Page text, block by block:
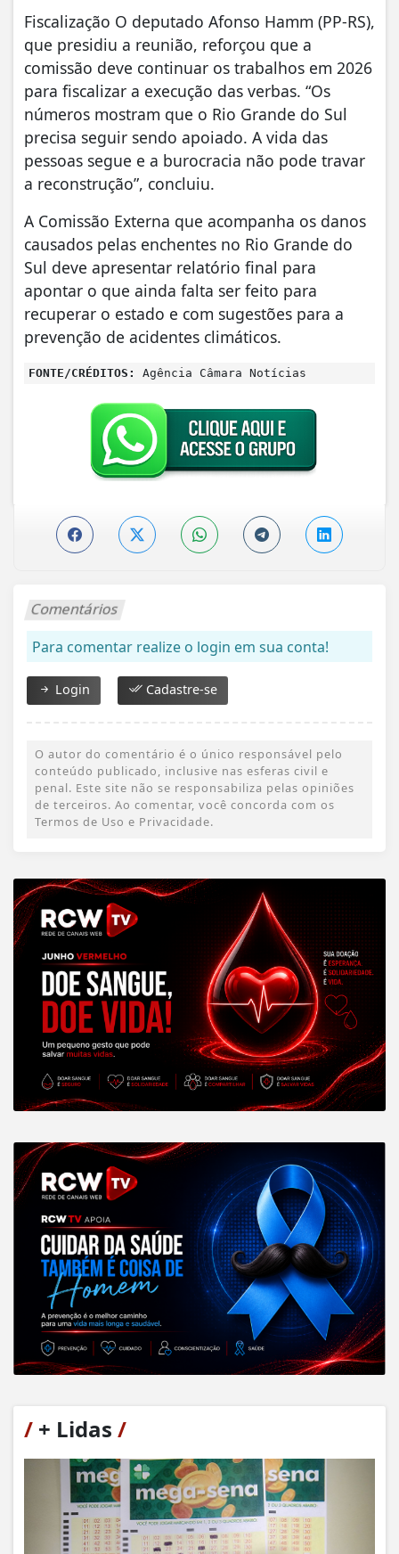
Fiscalização O deputado Afonso Hamm (PP-RS),
que presidiu a reunião, reforçou que a
comissão deve continuar os trabalhos em 2026
para fiscalizar a execução das verbas. “Os
números mostram que o Rio Grande do Sul
precisa seguir sendo apoiado. A vida das
pessoas segue e a burocracia não pode travar
a reconstrução”, concluiu.
A Comissão Externa que acompanha os danos
causados pelas enchentes no Rio Grande do
Sul deve apresentar relatório final para
apontar o que ainda falta ser feito para
recuperar o estado e com sugestões para a
prevenção de acidentes climáticos.
FONTE/CRÉDITOS: Agência Câmara Notícias
Comentários
Para comentar realize o login em sua conta!
Login Cadastre-se
O autor do comentário é o único responsável pelo
conteúdo publicado, inclusive nas esferas civil e
penal. Este site não se responsabiliza pelas opiniões
de terceiros. Ao comentar, você concorda com os
Termos de Uso e Privacidade.
/ + Lidas /